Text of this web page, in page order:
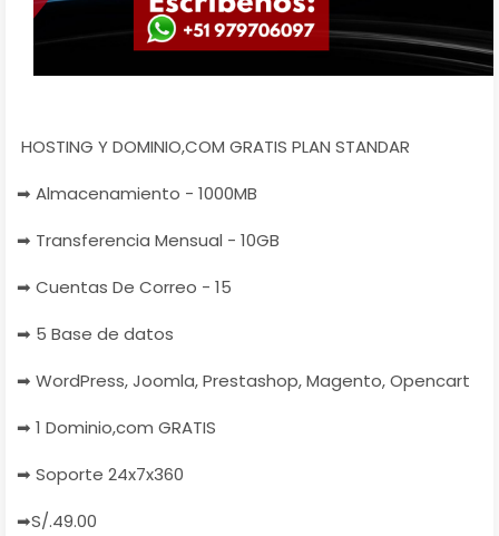
HOSTING Y DOMINIO,COM GRATIS PLAN STANDAR
➡ Almacenamiento - 1000MB
➡ Transferencia Mensual - 10GB
➡ Cuentas De Correo - 15
➡ 5 Base de datos
➡ WordPress, Joomla, Prestashop, Magento, Opencart
➡ 1 Dominio,com GRATIS
➡ Soporte 24x7x360
➡S/.49.00